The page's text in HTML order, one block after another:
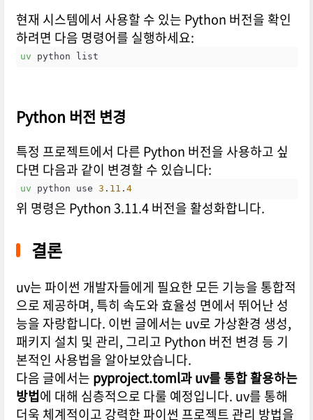
현재 시스템에서 사용할 수 있는 Python 버전을 확인
하려면 다음 명령어를 실행하세요:
uv python list
Python 버전 변경
특정 프로젝트에서 다른 Python 버전을 사용하고 싶
다면 다음과 같이 변경할 수 있습니다:
uv python use 3 . 11 .4
위 명령은 Python 3.11.4 버전을 활성화합니다.
결론
uv는 파이썬 개발자들에게 필요한 모든 기능을 통합적
으로 제공하며, 특히 속도와 효율성 면에서 뛰어난 성
능을 자랑합니다. 이번 글에서는 uv로 가상환경 생성,
패키지 설치 및 관리, 그리고 Python 버전 변경 등 기
본적인 사용법을 알아보았습니다.
다음 글에서는 pyproject.toml과 uv를 통합 활용하는
방법에 대해 심층적으로 다룰 예정입니다. uv를 통해
더욱 체계적이고 강력한 파이썬 프로젝트 관리 방법을